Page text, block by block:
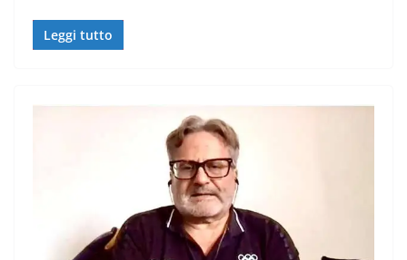
Leggi tutto